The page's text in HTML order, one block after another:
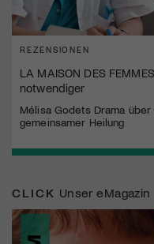
REZENSIONEN
LA MAISON DES
notwendiger
Mélisa Godets Drama
gemeinsamer Heilung
CLICK Unser eMagazin